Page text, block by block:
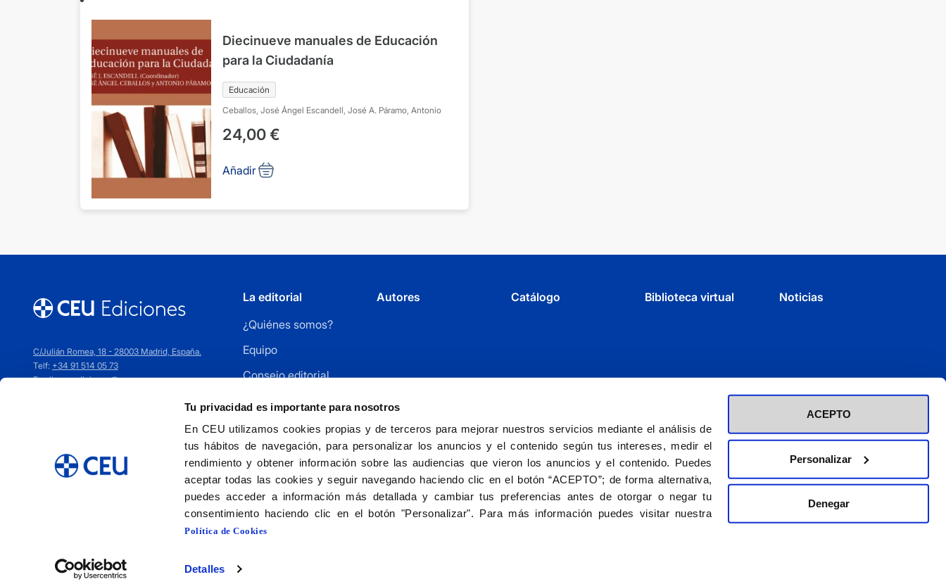
Tu privacidad es importante para nosotros
En CEU utilizamos cookies propias y de terceros para mejorar nuestros servicios mediante el análisis de
tus hábitos de navegación, para personalizar los anuncios y el contenido según tus intereses, medir el
rendimiento y obtener información sobre las audiencias que vieron los anuncios y el contenido. Puedes
aceptar todas las cookies y seguir navegando haciendo clic en el botón “ACEPTO”; de forma alternativa,
puedes acceder a información más detallada y cambiar tus preferencias antes de otorgar o negar tu
consentimiento haciendo clic en el botón "Personalizar". Para más información puedes visitar nuestra
Política de Cookies
Detalles
ACEPTO
Personalizar
Denegar
Diecinueve manuales de Educación
para la Ciudadanía
Educación
Ceballos, José Ángel Escandell, José A. Páramo, Antonio
24,00€
Añadir
C/Julián Romea, 18 - 28003 Madrid, España.
Telf: +34 91 514 05 73
Email:ceuediciones@ceu.es
La editorial
¿Quiénes somos?
Equipo
Consejo editorial
Cómo publicar
Distribuidores
Contacto
Autores Catálogo Biblioteca virtual Noticias
Fundación Universitaria San Pablo CEU - entidad inscrita en el Registro de Fundaciones con el nº 60 / CIF (G-28423275)
El CEU es una obra de la Asociación Católica de Propagandistas